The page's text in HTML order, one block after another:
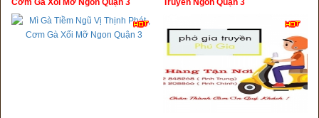
Cơm Gà Xối Mỡ Ngon Quận 3
Truyền Ngon Quận 3